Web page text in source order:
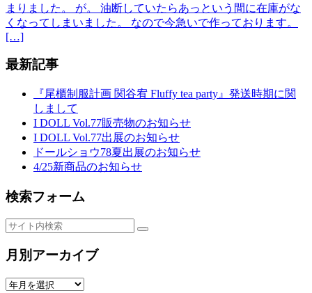
まりました。 が。 油断していたらあっという間に在庫がな
くなってしまいました。 なので今急いで作っております。
[…]
最新記事
『尾櫃制服計画 関谷宥 Fluffy tea party』発送時期に関
しまして
I DOLL Vol.77販売物のお知らせ
I DOLL Vol.77出展のお知らせ
ドールショウ78夏出展のお知らせ
4/25新商品のお知らせ
検索フォーム
月別アーカイブ